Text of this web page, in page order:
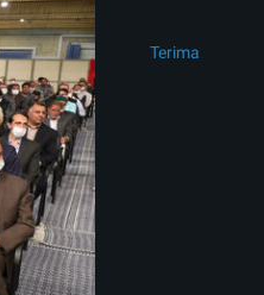
Terima